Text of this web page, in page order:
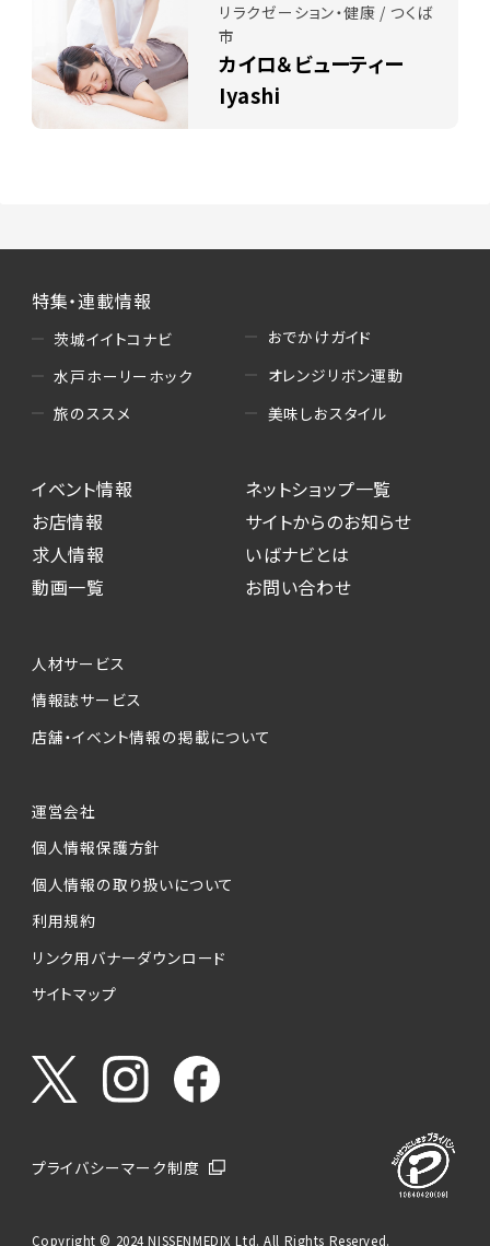
リラクゼーション・健康 / つくば
市
カイロ＆ビューティー
Iyashi
特集・連載情報
茨城イイトコナビ
水戸ホーリーホック
旅のススメ
おでかけガイド
オレンジリボン運動
美味しおスタイル
イベント情報
お店情報
求人情報
動画一覧
ネットショップ一覧
サイトからのお知らせ
いばナビとは
お問い合わせ
人材サービス
情報誌サービス
店舗・イベント情報の掲載について
運営会社
個人情報保護方針
個人情報の取り扱いについて
利用規約
リンク用バナーダウンロード
サイトマップ
プライバシーマーク制度
Copyright © 2024 NISSENMEDIX Ltd. All Rights Reserved.